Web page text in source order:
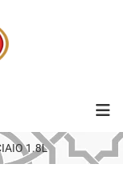
1.8L